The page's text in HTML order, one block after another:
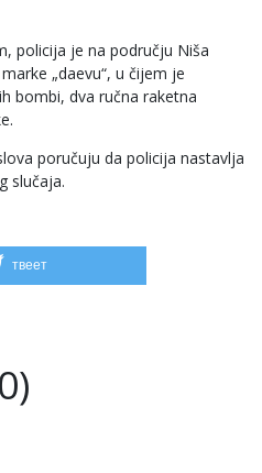
policija je na području Niša
„daevu“, u čijem je
bombi, dva ručna raketna
poručuju da policija nastavlja
slučaja.
твеет